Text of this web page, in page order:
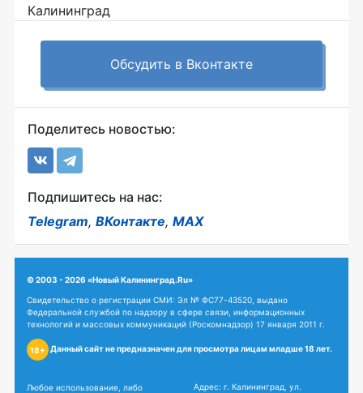
Калининград
Обсудить в Вконтакте
Поделитесь новостью:
Подпишитесь на нас:
Telegram, ВКонтакте, MAX
© 2003 - 2026 «Новый Калининград.Ru»
Свидетельство о регистрации СМИ: Эл № ФС77-43520, выдано
Федеральной службой по надзору в сфере связи, информационных
технологий и массовых коммуникаций (Роскомнадзор) 17 января 2011 г.
18+ Данный сайт не предназначен для просмотра лицам младше 18 лет.
Любое использование, либо
Адрес: г. Калининград, ул.